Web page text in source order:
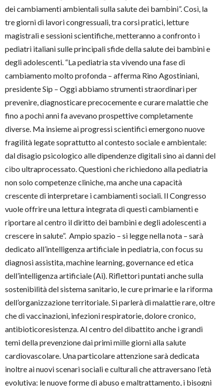
dei cambiamenti ambientali sulla salute dei bambini”. Così, la
tre giorni di lavori congressuali, tra corsi pratici, letture
magistrali e sessioni scientifiche, metteranno a confronto i
pediatri italiani sulle principali sfide della salute dei bambini e
degli adolescenti. “La pediatria sta vivendo una fase di
cambiamento molto profonda – afferma Rino Agostiniani,
presidente Sip – Oggi abbiamo strumenti straordinari per
prevenire, diagnosticare precocemente e curare malattie che
fino a pochi anni fa avevano prospettive completamente
diverse. Ma insieme ai progressi scientifici emergono nuove
fragilità legate soprattutto al contesto sociale e ambientale:
dal disagio psicologico alle dipendenze digitali sino ai danni del
cibo ultraprocessato. Questioni che richiedono alla pediatria
non solo competenze cliniche, ma anche una capacità
crescente di interpretare i cambiamenti sociali. Il Congresso
vuole offrire una lettura integrata di questi cambiamenti e
riportare al centro il diritto dei bambini e degli adolescenti a
crescere in salute”. Ampio spazio – si legge nella nota – sarà
dedicato all’intelligenza artificiale in pediatria, con focus su
diagnosi assistita, machine learning, governance ed etica
dell’intelligenza artificiale (Ai). Riflettori puntati anche sulla
sostenibilità del sistema sanitario, le cure primarie e la riforma
dell’organizzazione territoriale. Si parlerà di malattie rare, oltre
che di vaccinazioni, infezioni respiratorie, dolore cronico,
antibioticoresistenza. Al centro del dibattito anche i grandi
temi della prevenzione dai primi mille giorni alla salute
cardiovascolare. Una particolare attenzione sarà dedicata
inoltre ai nuovi scenari sociali e culturali che attraversano l’età
evolutiva: le nuove forme di abuso e maltrattamento, i bisogni